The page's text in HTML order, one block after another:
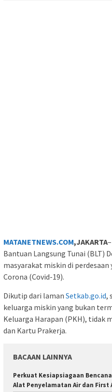
MATANETNEWS.COM,JAKARTA
Bantuan Langsung Tunai (BLT)
masyarakat miskin di
Corona (Covid-19).
Dikutip dari laman Setkab.go.id,
keluarga miskin yang bukan
Keluarga Harapan (PKH), tidak
dan Kartu Prakerja.
BACAAN LAINNYA
Perkuat Kesiapsiagaan
Alat Penyelamatan Air dan First